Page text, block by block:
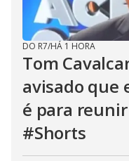
DO R7/HÁ 1 HORA
Tom
avisado que
é para
#Shorts